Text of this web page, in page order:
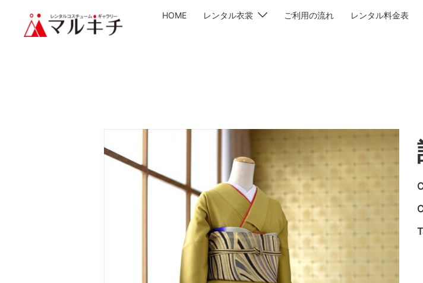
HOME レンタル衣裳 ご利用の流れ レンタル料金表